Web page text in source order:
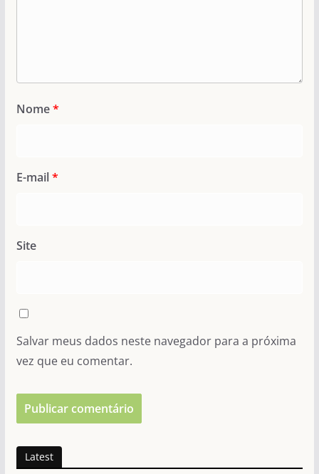
Nome*
E-mail*
Site
Salvar meus dados neste navegador para a próxima
vez que eu comentar.
Latest